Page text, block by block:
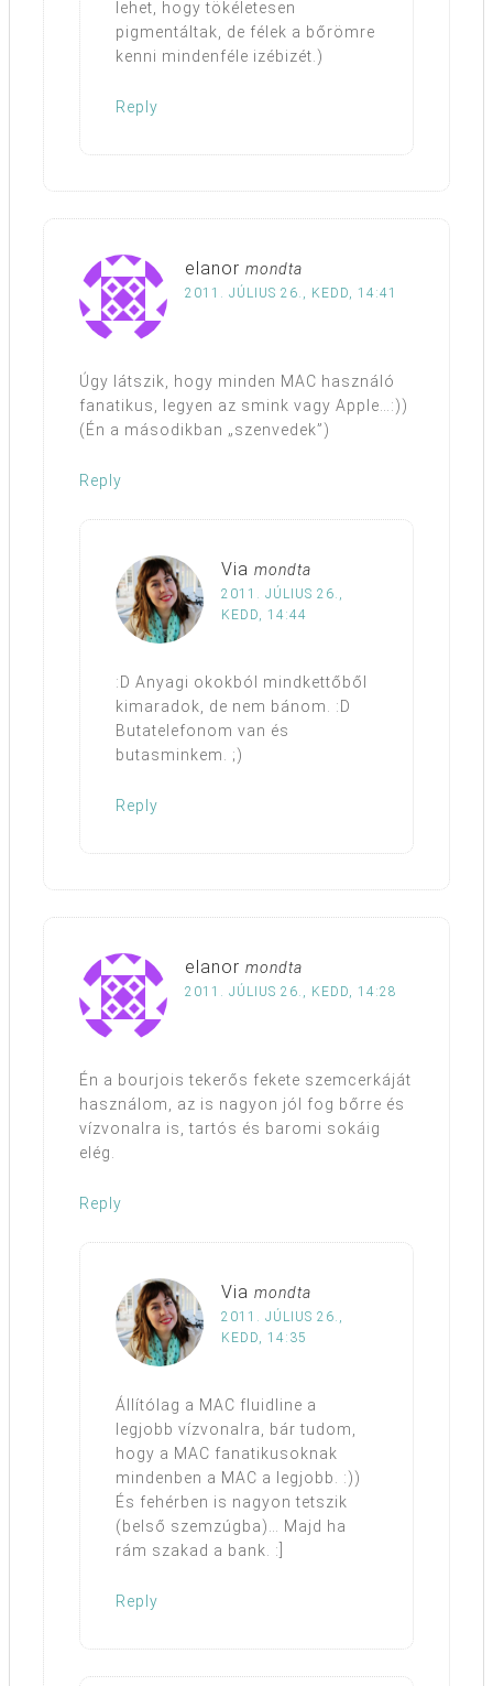
lehet, hogy tökéletesen
pigmentáltak, de félek a bőrömre
kenni mindenféle izébizét.)
Reply
elanor mondta
2011. JÚLIUS 26., KEDD, 14:41
Úgy látszik, hogy minden MAC használó
fanatikus, legyen az smink vagy Apple…:))
(Én a másodikban „szenvedek”)
Reply
Via mondta
2011. JÚLIUS 26.,
KEDD, 14:44
:D Anyagi okokból mindkettőből
kimaradok, de nem bánom. :D
Butatelefonom van és
butasminkem. ;)
Reply
elanor mondta
2011. JÚLIUS 26., KEDD, 14:28
Én a bourjois tekerős fekete szemcerkáját
használom, az is nagyon jól fog bőrre és
vízvonalra is, tartós és baromi sokáig
elég.
Reply
Via mondta
2011. JÚLIUS 26.,
KEDD, 14:35
Állítólag a MAC fluidline a
legjobb vízvonalra, bár tudom,
hogy a MAC fanatikusoknak
mindenben a MAC a legjobb. :))
És fehérben is nagyon tetszik
(belső szemzúgba)… Majd ha
rám szakad a bank. :]
Reply